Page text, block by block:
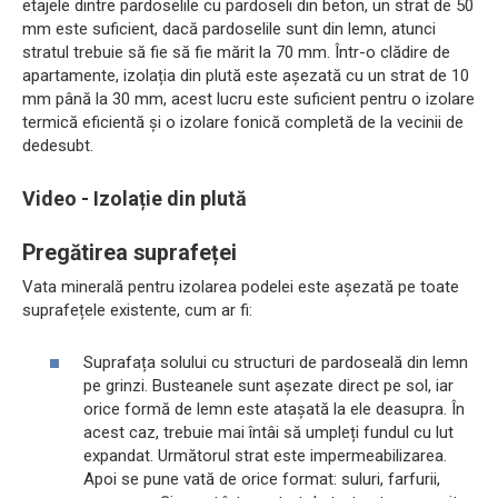
etajele dintre pardoselile cu pardoseli din beton, un strat de 50
mm este suficient, dacă pardoselile sunt din lemn, atunci
stratul trebuie să fie să fie mărit la 70 mm. Într-o clădire de
apartamente, izolația din plută este așezată cu un strat de 10
mm până la 30 mm, acest lucru este suficient pentru o izolare
termică eficientă și o izolare fonică completă de la vecinii de
dedesubt.
Video - Izolație din plută
Pregătirea suprafeței
Vata minerală pentru izolarea podelei este așezată pe toate
suprafețele existente, cum ar fi:
Suprafața solului cu structuri de pardoseală din lemn
pe grinzi. Busteanele sunt așezate direct pe sol, iar
orice formă de lemn este atașată la ele deasupra. În
acest caz, trebuie mai întâi să umpleți fundul cu lut
expandat. Următorul strat este impermeabilizarea.
Apoi se pune vată de orice format: suluri, farfurii,